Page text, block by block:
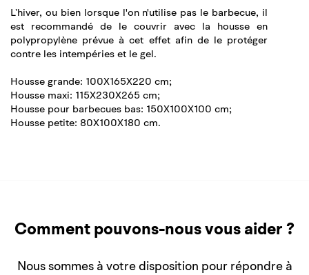
L’hiver, ou bien lorsque l'on n'utilise pas le barbecue, il
est recommandé de le couvrir avec la housse en
polypropylène prévue à cet effet afin de le protéger
contre les intempéries et le gel.
Housse grande: 100X165X220 cm;
Housse maxi: 115X230X265 cm;
Housse pour barbecues bas: 150X100X100 cm;
Housse petite: 80X100X180 cm.
Comment pouvons-nous vous aider ?
Nous sommes à votre disposition pour répondre à